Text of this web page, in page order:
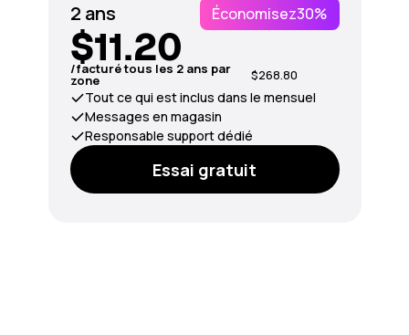
2 ans Économisez30%
$11.20
/facturé tous les 2 ans par
zone $268.80
Tout ce qui est inclus dans le mensuel
Messages en magasin
Responsable support dédié
Essai gratuit